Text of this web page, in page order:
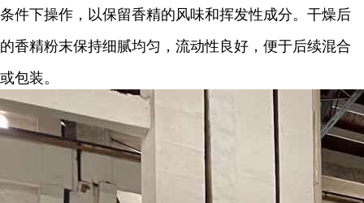
条件下操作，以保留香精的风味和挥发性成分。干燥后
的香精粉末保持细腻均匀，流动性良好，便于后续混合
或包装。